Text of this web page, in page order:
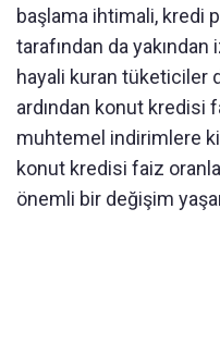
başlama ihtimali, kredi
tarafından da
hayali kuran tüketiciler
ardından konut kredisi
muhtemel indirimlere
konut kredisi faiz
önemli bir değişim